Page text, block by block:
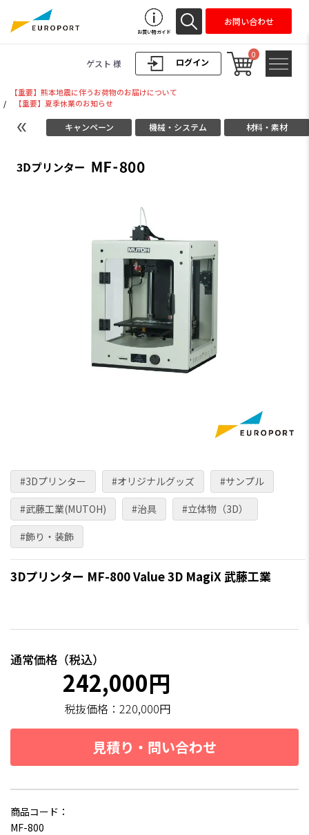
ログイン
ゲスト 様
0
お買い物ガイド
お問い合わせ
【重要】熊本地震に伴うお荷物のお届けについて
/
【重要】夏季休業のお知らせ
キャンペーン 機械・システム 材料・素材
#3Dプリンター #オリジナルグッズ
#サンプル
#武藤工業(MUTOH)
#治具
#立体物（3D）
#飾り・装飾
3Dプリンター MF-800 Value 3D MagiX 武藤工業
通常価格（税込）
242,000円
税抜価格：220,000円
見積り・問い合わせ
商品コード：
MF-800